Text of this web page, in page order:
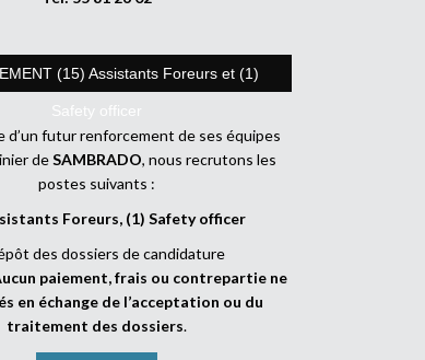
(15) Assistants Foreurs et (1)
Safety officer
d’un futur renforcement de ses équipes
deSAMBRADO, nous recrutons les
postes suivants :
Foreurs, (1) Safety officer
des dossiers de candidature
paiement, frais ou contrepartie ne
en échange de l’acceptation ou du
traitement des dossiers.